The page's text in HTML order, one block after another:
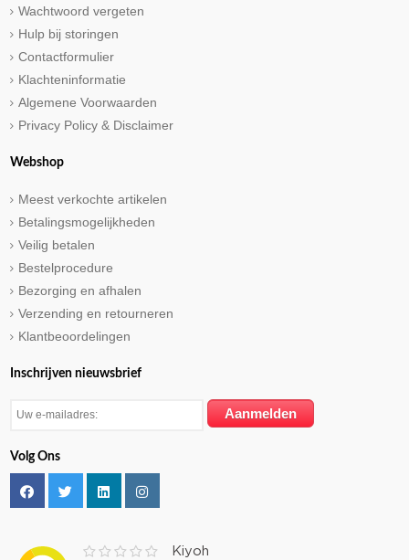
Wachtwoord vergeten
Hulp bij storingen
Contactformulier
Klachteninformatie
Algemene Voorwaarden
Privacy Policy & Disclaimer
Webshop
Meest verkochte artikelen
Betalingsmogelijkheden
Veilig betalen
Bestelprocedure
Bezorging en afhalen
Verzending en retourneren
Klantbeoordelingen
Inschrijven nieuwsbrief
Volg Ons